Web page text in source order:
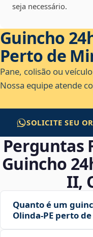
seja necessário.
Guincho
Perto de
Pane, colisão ou
Nossa equipe atende
SOLICITE SEU
Perguntas
Guincho
II,
Quanto é um
Olinda‑PE perto